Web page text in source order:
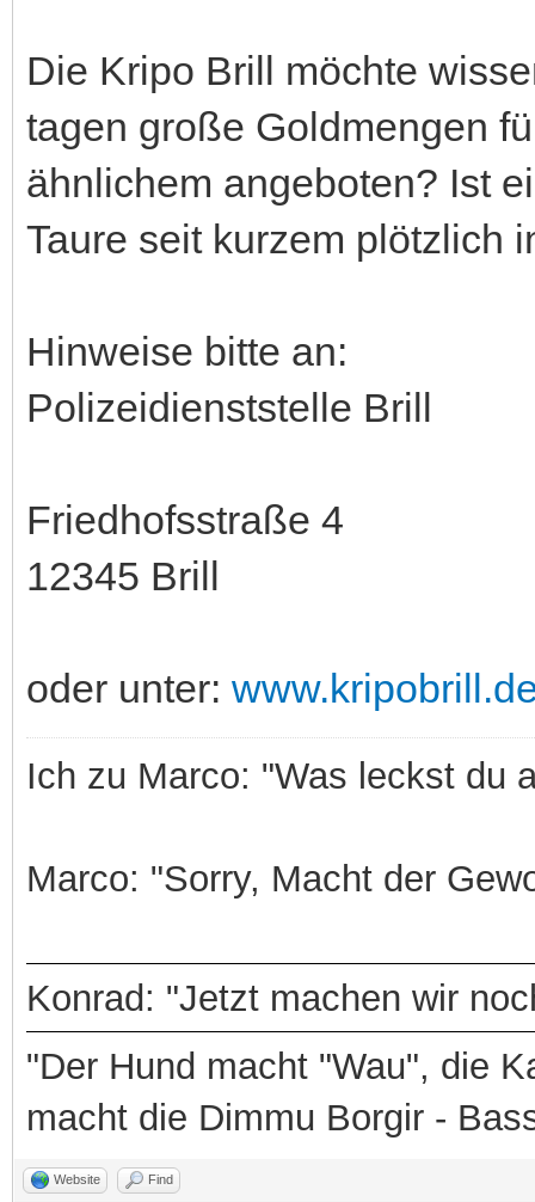
Die Kripo Brill möchte
tagen große Goldmengen
ähnlichem angeboten? Ist
Taure seit kurzem plötzlich
Hinweise bitte an:
Polizeidienststelle Brill
Friedhofsstraße 4
12345 Brill
oder unter:
Ich zu Marco: "Was leckst du
Marco: "Sorry, Macht der
Konrad: "Jetzt machen wir
"Der Hund macht "Wau", die
macht die Dimmu Borgir -
Website Find